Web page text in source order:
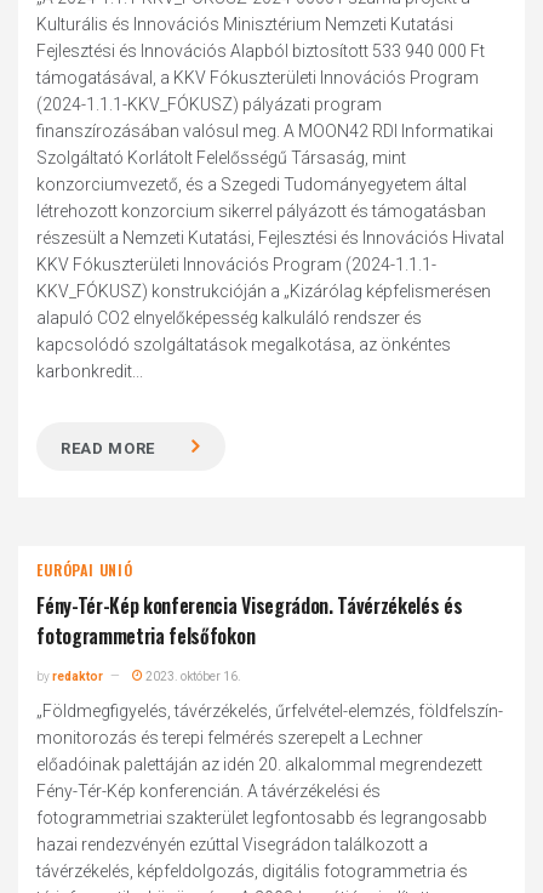
Kulturális és Innovációs Minisztérium Nemzeti Kutatási
Fejlesztési és Innovációs Alapból biztosított 533 940 000 Ft
támogatásával, a KKV Fókuszterületi Innovációs Program
(2024-1.1.1-KKV_FÓKUSZ) pályázati program
finanszírozásában valósul meg. A MOON42 RDI Informatikai
Szolgáltató Korlátolt Felelősségű Társaság, mint
konzorciumvezető, és a Szegedi Tudományegyetem által
létrehozott konzorcium sikerrel pályázott és támogatásban
részesült a Nemzeti Kutatási, Fejlesztési és Innovációs Hivatal
KKV Fókuszterületi Innovációs Program (2024-1.1.1-
KKV_FÓKUSZ) konstrukcióján a „Kizárólag képfelismerésen
alapuló CO2 elnyelőképesség kalkuláló rendszer és
kapcsolódó szolgáltatások megalkotása, az önkéntes
karbonkredit...
READ MORE
EURÓPAI UNIÓ
Fény-Tér-Kép konferencia Visegrádon. Távérzékelés és
fotogrammetria felsőfokon
byredaktor 2023. október 16.
„Földmegfigyelés, távérzékelés, űrfelvétel-elemzés, földfelszín-
monitorozás és terepi felmérés szerepelt a Lechner
előadóinak palettáján az idén 20. alkalommal megrendezett
Fény-Tér-Kép konferencián. A távérzékelési és
fotogrammetriai szakterület legfontosabb és legrangosabb
hazai rendezvényén ezúttal Visegrádon találkozott a
távérzékelés, képfeldolgozás, digitális fotogrammetria és